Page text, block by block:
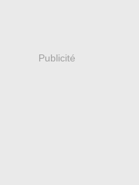
Publicité